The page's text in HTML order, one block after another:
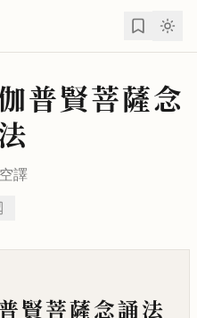
普賢菩薩念
譯
賢菩薩念誦法